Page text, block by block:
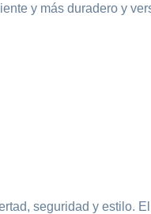
y más duradero y
seguridad y estilo.